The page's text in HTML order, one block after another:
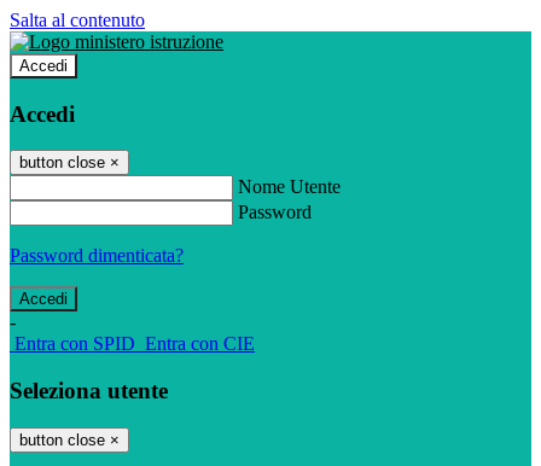
Salta al contenuto
Accedi
Accedi
button close ×
Nome Utente
Password
Password dimenticata?
-
Entra con SPID Entra con CIE
Seleziona utente
button close ×